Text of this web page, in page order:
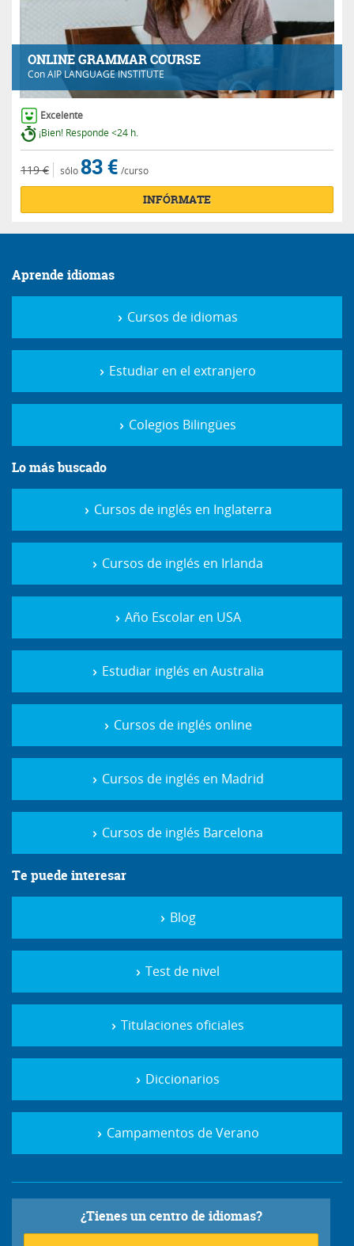
ONLINE GRAMMAR COURSE
ConAIP LANGUAGE INSTITUTE
Excelente
¡Bien! Responde <24 h.
119 € sólo83 € /curso
INFÓRMATE
Aprende idiomas
Cursos de idiomas
Estudiar en el extranjero
Colegios Bilingües
Lo más buscado
Cursos de inglés en Inglaterra
Cursos de inglés en Irlanda
Año Escolar en USA
Estudiar inglés en Australia
Cursos de inglés online
Cursos de inglés en Madrid
Cursos de inglés Barcelona
Te puede interesar
Blog
Test de nivel
Titulaciones oficiales
Diccionarios
Campamentos de Verano
¿Tienes un centro de idiomas?